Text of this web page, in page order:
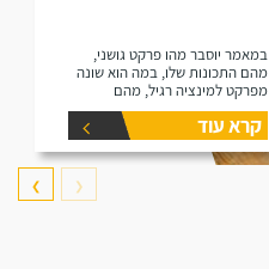
במאמר יוסבר מהו פרקט גושני,
מהם התכונות שלו, במה הוא שונה
מפרקט למינציה רגיל, מהם
היתרונות שלו ומהם החסרונות שלו.
קרא עוד
❮
❯